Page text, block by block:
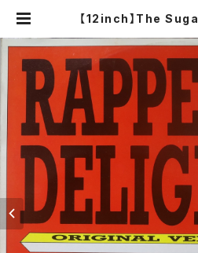
【12inch】The
mix '89) |
SIA